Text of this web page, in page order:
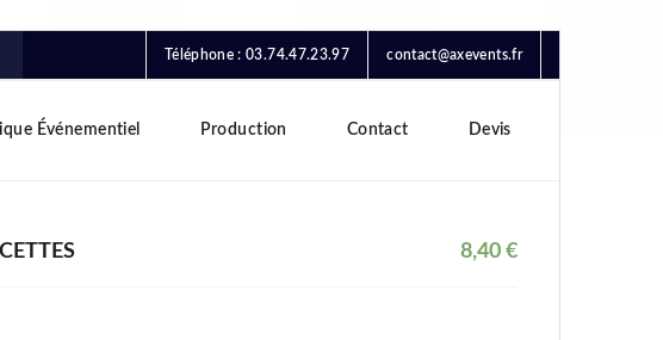
Téléphone : 03.74.47.23.97 contact@axevents.fr
Événementiel Production Contact Devis
8,40 €